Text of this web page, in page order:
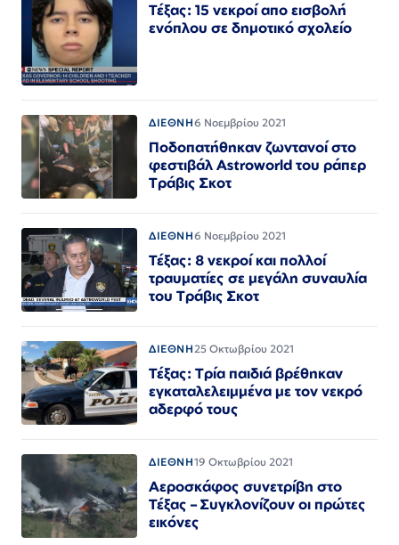
Τέξας: 15 νεκροί απο εισβολή
ενόπλου σε δημοτικό σχολείο
ΔΙΕΘΝΗ6 Νοεμβρίου 2021
Ποδοπατήθηκαν ζωντανοί στο
φεστιβάλ Astroworld του ράπερ
Τράβις Σκοτ
ΔΙΕΘΝΗ6 Νοεμβρίου 2021
Τέξας: 8 νεκροί και πολλοί
τραυματίες σε μεγάλη συναυλία
του Τράβις Σκοτ
ΔΙΕΘΝΗ25 Οκτωβρίου 2021
Τέξας: Τρία παιδιά βρέθηκαν
εγκαταλελειμμένα με τον νεκρό
αδερφό τους
ΔΙΕΘΝΗ19 Οκτωβρίου 2021
Αεροσκάφος συνετρίβη στο
Τέξας – Συγκλονίζουν οι πρώτες
εικόνες